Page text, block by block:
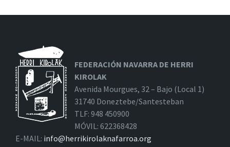
FEDERACIÓN NAVARRA DE HERRI
KIROLAK
Avenida Mourgues, 32 – Bajo (Local 1)
31740 Doneztebe/Santesteban
TLF: 948 450900
MÓVIL: 622368428
E-MAIL: info@herrikirolaknafarroa.org